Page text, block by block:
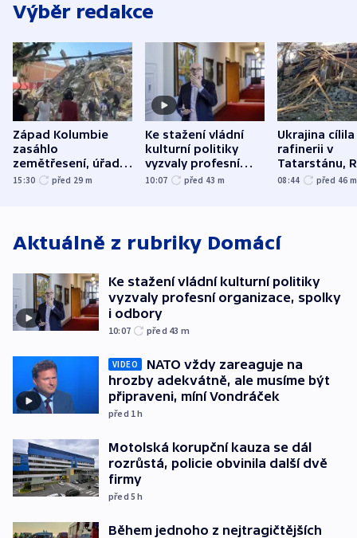
Výběr redakce
Západ Kolumbie
zasáhlo
zemětřesení, úřady
hlásí přes sto obětí
15:30 před 29 m
Ke stažení vládní
kulturní politiky
vyzvaly profesní
organizace, spolky i
10:07 před 43 m
Ukrajina cílila
rafinerii v
Tatarstánu,
útočilo na
08:44 před 46 m
Aktuálně z rubriky Domácí
Ke stažení vládní kulturní politiky
vyzvaly profesní organizace, spolky
i odbory
10:07 před 43 m
VIDEO
NATO vždy zareaguje na
hrozby adekvátně, ale musíme být
připraveni, míní Vondráček
před 1h
Motolská korupční kauza se dál
rozrůstá, policie obvinila další dvě
firmy
před 5h
Během jednoho z nejtragičtějších